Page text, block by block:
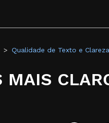
Qualidade de Texto e Clareza
MAIS